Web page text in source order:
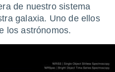
de nuestro sistema
galaxia. Uno de ellos
los astrónomos.